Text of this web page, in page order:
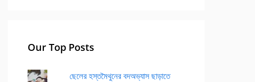
Our Top Posts
ছেলের হস্তমৈথুনের বদঅভ্যাস ছাড়াতে